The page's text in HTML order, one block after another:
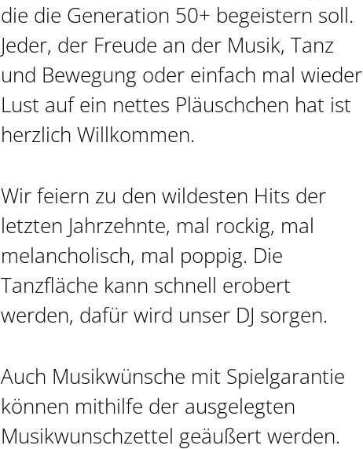
die die Generation 50+ begeistern soll.
Jeder, der Freude an der Musik, Tanz
und Bewegung oder einfach mal wieder
Lust auf ein nettes Pläuschchen hat ist
herzlich Willkommen.
Wir feiern zu den wildesten Hits der
letzten Jahrzehnte, mal rockig, mal
melancholisch, mal poppig. Die
Tanzfläche kann schnell erobert
werden, dafür wird unser DJ sorgen.
Auch Musikwünsche mit Spielgarantie
können mithilfe der ausgelegten
Musikwunschzettel geäußert werden.